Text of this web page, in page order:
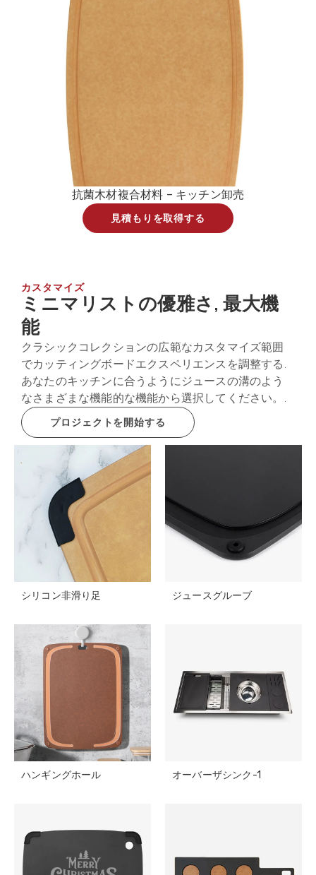
抗菌木材複合材料 – キッチン卸売
見積もりを取得する
カスタマイズ
ミニマリストの優雅さ, 最大機
能
クラシックコレクションの広範なカスタマイズ範囲
でカッティングボードエクスペリエンスを調整する.
あなたのキッチンに合うようにジュースの溝のよう
なさまざまな機能的な機能から選択してください。.
プロジェクトを開始する
シリコン非滑り足 ジュースグルーブ
ハンギングホール オーバーザシンク-1